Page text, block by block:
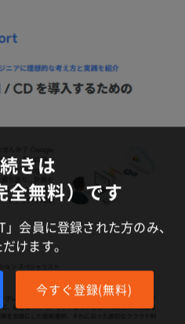
きは
全無料）です
会員に登録された方のみ、
けます。
今すぐ登録(無料)